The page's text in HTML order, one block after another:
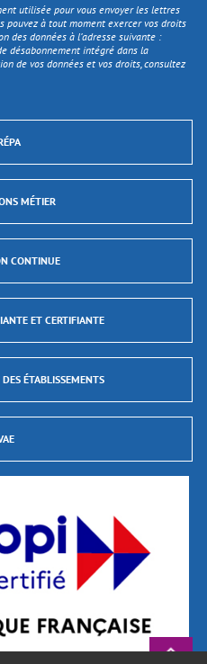
utilisée pour vous envoyer les lettres
pouvez à tout moment exercer vos droits
des données à l’adresse suivante :
désabonnement intégré dans la
de vos données et vos droits, consultez
MÉTIER
CONTINUE
ET CERTIFIANTE
ÉTABLISSEMENTS